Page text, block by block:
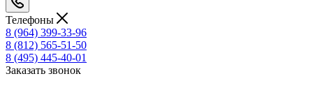
Телефоны
8 (964) 399-33-96
8 (812) 565-51-50
8 (495) 445-40-01
Заказать звонок